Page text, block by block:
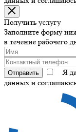
Получить услугу
Заполните форму
в течение рабочего
Отправить Я
данных и